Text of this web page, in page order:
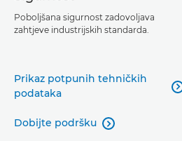
Poboljšana sigurnost zadovoljava
zahtjeve industrijskih standarda.
Prikaz potpunih tehničkih
podataka

Dobijte podršku 